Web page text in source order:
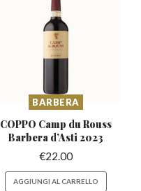
BARBERA
COPPO Camp du Rouss
Barbera d’Asti 2023
€22.00
AGGIUNGI AL CARRELLO